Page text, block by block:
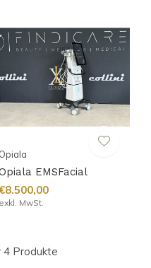
Opiala
EMSFacial
exkl. MwSt.
4 Produkte